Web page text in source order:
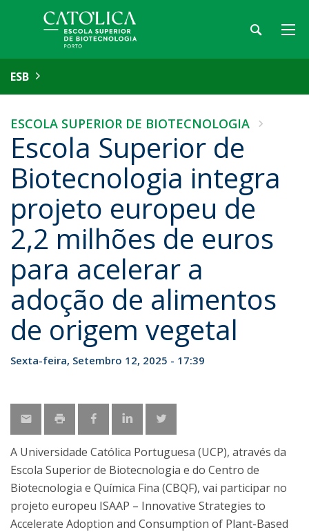
ESB
ESCOLA SUPERIOR DE BIOTECNOLOGIA
Escola Superior de
Biotecnologia integra
projeto europeu de
2,2 milhões de euros
para acelerar a
adoção de alimentos
de origem vegetal
Sexta-feira, Setembro 12, 2025 - 17:39
A Universidade Católica Portuguesa (UCP), através da
Escola Superior de Biotecnologia e do Centro de
Biotecnologia e Química Fina (CBQF), vai participar no
projeto europeu ISAAP – Innovative Strategies to
Accelerate Adoption and Consumption of Plant-Based